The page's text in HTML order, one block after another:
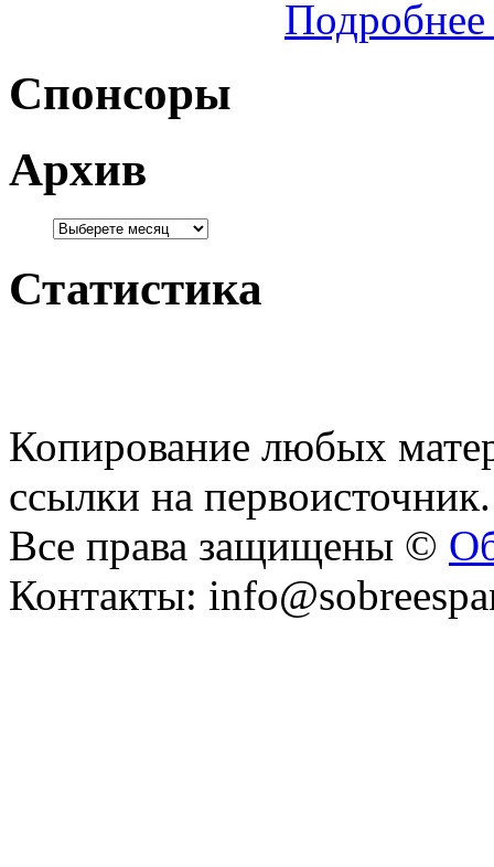
Спонсоры
Архив
Статистика
Копирование любых
ссылки на первоисточник.
Все права защищены ©
Контакты: